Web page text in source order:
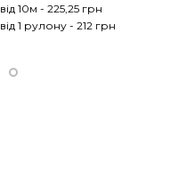
від 10м - 225,25 грн
від 1 рулону - 212 грн